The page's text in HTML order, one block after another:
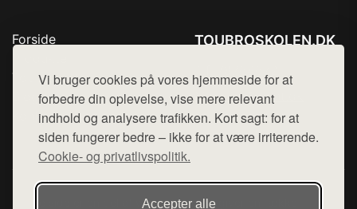
Vi bruger cookies på vores hjemmeside for at
forbedre din oplevelse, vise mere relevant
indhold og analysere trafikken. Kort sagt: for at
siden fungerer bedre – ikke for at være irriterende.
Cookie- og privatlivspolitik.
Accepter alle
Forside
Top Rabatter
Blog
Kontakt
TOUBROSKOLEN.DK
Mail: hej@want.dk
Cookie- og privatlivspolitik
Denne side er en del af want.dk, der udgiver en række